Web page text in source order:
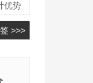
优势
>>>